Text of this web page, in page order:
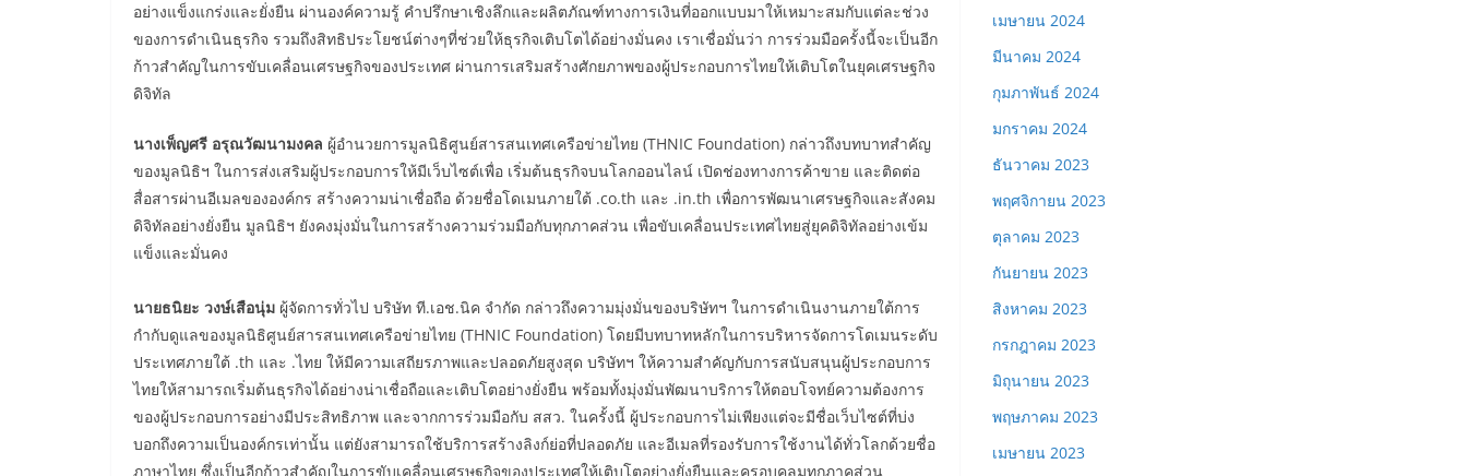
อย่างแข็งแกร่งและยั่งยืน ผ่านองค์ความรู้ คำปรึกษาเชิงลึกและผลิตภัณฑ์ทางการเงินที่ออกแบบมาให้เหมาะสมกับแต่ละช่วง
ของการดำเนินธุรกิจ รวมถึงสิทธิประโยชน์ต่างๆที่ช่วยให้ธุรกิจเติบโตได้อย่างมั่นคง เราเชื่อมั่นว่า การร่วมมือครั้งนี้จะเป็นอีก
ก้าวสำคัญในการขับเคลื่อนเศรษฐกิจของประเทศ ผ่านการเสริมสร้างศักยภาพของผู้ประกอบการไทยให้เติบโตในยุคเศรษฐกิจ
ดิจิทัล
นางเพ็ญศรี อรุณวัฒนามงคล ผู้อำนวยการมูลนิธิศูนย์สารสนเทศเครือข่ายไทย (THNIC Foundation) กล่าวถึงบทบาทสำคัญ
ของมูลนิธิฯ ในการส่งเสริมผู้ประกอบการให้มีเว็บไซต์เพื่อ เริ่มต้นธุรกิจบนโลกออนไลน์ เปิดช่องทางการค้าขาย และติดต่อ
สื่อสารผ่านอีเมลขององค์กร สร้างความน่าเชื่อถือ ด้วยชื่อโดเมนภายใต้ .co.th และ .in.th เพื่อการพัฒนาเศรษฐกิจและสังคม
ดิจิทัลอย่างยั่งยืน มูลนิธิฯ ยังคงมุ่งมั่นในการสร้างความร่วมมือกับทุกภาคส่วน เพื่อขับเคลื่อนประเทศไทยสู่ยุคดิจิทัลอย่างเข้ม
แข็งและมั่นคง
นายธนิยะ วงษ์เสือนุ่ม ผู้จัดการทั่วไป บริษัท ที.เอช.นิค จำกัด กล่าวถึงความมุ่งมั่นของบริษัทฯ ในการดำเนินงานภายใต้การ
กำกับดูแลของมูลนิธิศูนย์สารสนเทศเครือข่ายไทย (THNIC Foundation) โดยมีบทบาทหลักในการบริหารจัดการโดเมนระดับ
ประเทศภายใต้ .th และ .ไทย ให้มีความเสถียรภาพและปลอดภัยสูงสุด บริษัทฯ ให้ความสำคัญกับการสนับสนุนผู้ประกอบการ
ไทยให้สามารถเริ่มต้นธุรกิจได้อย่างน่าเชื่อถือและเติบโตอย่างยั่งยืน พร้อมทั้งมุ่งมั่นพัฒนาบริการให้ตอบโจทย์ความต้องการ
ของผู้ประกอบการอย่างมีประสิทธิภาพ และจากการร่วมมือกับ สสว. ในครั้งนี้ ผู้ประกอบการไม่เพียงแต่จะมีชื่อเว็บไซต์ที่บ่ง
บอกถึงความเป็นองค์กรเท่านั้น แต่ยังสามารถใช้บริการสร้างลิงก์ย่อที่ปลอดภัย และอีเมลที่รองรับการใช้งานได้ทั่วโลกด้วยชื่อ
ภาษาไทย ซึ่งเป็นอีกก้าวสำคัญในการขับเคลื่อนเศรษฐกิจของประเทศให้เติบโตอย่างยั่งยืนและครอบคลุมทุกภาคส่วน
เมษายน 2024
มีนาคม 2024
กุมภาพันธ์ 2024
มกราคม 2024
ธันวาคม 2023
พฤศจิกายน 2023
ตุลาคม 2023
กันยายน 2023
สิงหาคม 2023
กรกฎาคม 2023
มิถุนายน 2023
พฤษภาคม 2023
เมษายน 2023